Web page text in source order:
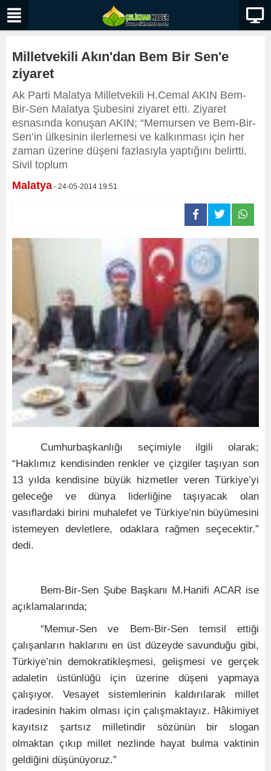
Milletvekili Akın'dan Bem Bir Sen'e
ziyaret
Ak Parti Malatya Milletvekili H.Cemal AKIN Bem-
Bir-Sen Malatya Şubesini ziyaret etti. Ziyaret
esnasında konuşan AKIN; “Memursen ve Bem-Bir-
Sen’in ülkesinin ilerlemesi ve kalkınması için her
zaman üzerine düşeni fazlasıyla yaptığını belirtti.
Sivil toplum
Malatya - 24-05-2014 19:51
Cumhurbaşkanlığı seçimiyle ilgili olarak;
“Haklımız kendisinden renkler ve çizgiler taşıyan son
13 yılda kendisine büyük hizmetler veren Türkiye’yi
geleceğe ve dünya liderliğine taşıyacak olan
vasıflardaki birini muhalefet ve Türkiye’nin büyümesini
istemeyen devletlere, odaklara rağmen seçecektir.”
dedi.
Bem-Bir-Sen Şube Başkanı M.Hanifi ACAR ise
açıklamalarında;
“Memur-Sen ve Bem-Bir-Sen temsil ettiği
çalışanların haklarını en üst düzeyde savunduğu gibi,
Türkiye’nin demokratikleşmesi, gelişmesi ve gerçek
adaletin üstünlüğü için üzerine düşeni yapmaya
çalışıyor. Vesayet sistemlerinin kaldırılarak millet
iradesinin hakim olması için çalışmaktayız. Hâkimiyet
kayıtsız şartsız milletindir sözünün bir slogan
olmaktan çıkıp millet nezlinde hayat bulma vaktinin
geldiğini düşünüyoruz.”